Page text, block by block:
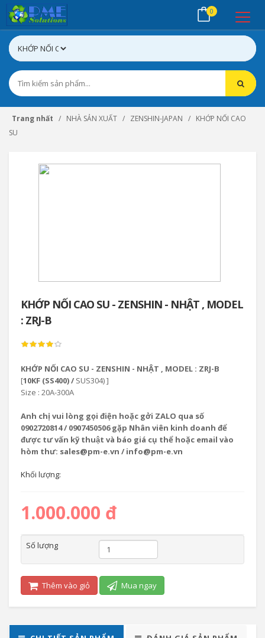
0
Trang nhất NHÀ SẢN XUẤT ZENSHIN-JAPAN
KHỚP NỐI CAO
SU
KHỚP NỐI CAO SU - ZENSHIN - NHẬT , MODEL
: ZRJ-B
KHỚP NỐI CAO SU - ZENSHIN - NHẬT , MODEL : ZRJ-B
[10KF (SS400) / SUS304) ]
Size : 20A-300A
Anh chị vui lòng gọi điện hoặc gởi ZALO qua số
0902720814 / 0907450506 gặp Nhân viên kinh doanh để
được tư vấn kỹ thuật và báo giá cụ thể hoặc email vào
hòm thư: sales@pm-e.vn / info@pm-e.vn
Khối lượng:
1.000.000 đ
Số lượng
Thêm vào giỏ Mua ngay